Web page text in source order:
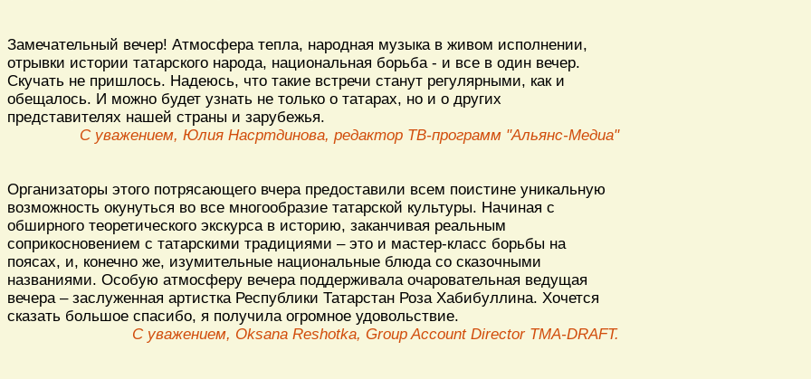
Замечательный вечер! Атмосфера тепла, народная музыка в живом исполнении,
отрывки истории татарского народа, национальная борьба - и все в один вечер.
Скучать не пришлось. Надеюсь, что такие встречи станут регулярными, как и
обещалось. И можно будет узнать не только о татарах, но и о других
представителях нашей страны и зарубежья.
С уважением, Юлия Насртдинова, редактор ТВ-программ "Альянс-Медиа"
Организаторы этого потрясающего вчера предоставили всем поистине уникальную
возможность окунуться во все многообразие татарской культуры. Начиная с
обширного теоретического экскурса в историю, заканчивая реальным
соприкосновением с татарскими традициями – это и мастер-класс борьбы на
поясах, и, конечно же, изумительные национальные блюда со сказочными
названиями. Особую атмосферу вечера поддерживала очаровательная ведущая
вечера – заслуженная артистка Республики Татарстан Роза Хабибуллина. Хочется
сказать большое спасибо, я получила огромное удовольствие.
С уважением, Oksana Reshotka, Group Account Director TMA-DRAFT.